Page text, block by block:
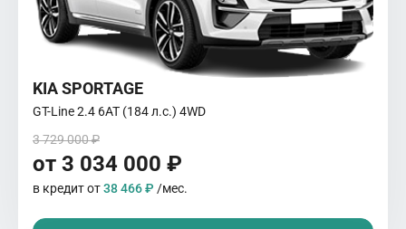
KIA SPORTAGE
GT-Line 2.4 6АТ (184 л.с.) 4WD
3 729 000 ₽
от 3 034 000 ₽
в кредит от38 466 ₽ /мес.